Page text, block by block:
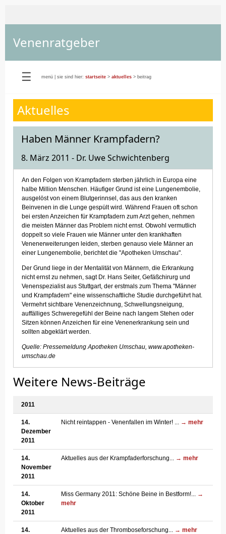
Venenratgeber
☰ menü sie sind hier: startseite > aktuelles > beitrag
Aktuelles
Haben Männer Krampfadern?
8. März 2011 - Dr. Uwe Schwichtenberg
An den Folgen von Krampfadern sterben jährlich in Europa eine
halbe Million Menschen. Häufiger Grund ist eine Lungenembolie,
ausgelöst von einem Blutgerinnsel, das aus den kranken
Beinvenen in die Lunge gespült wird. Während Frauen oft schon
bei ersten Anzeichen für Krampfadern zum Arzt gehen, nehmen
die meisten Männer das Problem nicht ernst. Obwohl vermutlich
doppelt so viele Frauen wie Männer unter den krankhaften
Venenerweiterungen leiden, sterben genauso viele Männer an
einer Lungenembolie, berichtet die "Apotheken Umschau".
Der Grund liege in der Mentalität von Männern, die Erkrankung
nicht ernst zu nehmen, sagt Dr. Hans Seiter, Gefäßchirurg und
Venenspezialist aus Stuttgart, der erstmals zum Thema "Männer
und Krampfadern" eine wissenschaftliche Studie durchgeführt hat.
Vermehrt sichtbare Venenzeichnung, Schwellungsneigung,
auffälliges Schweregefühl der Beine nach langem Stehen oder
Sitzen können Anzeichen für eine Venenerkrankung sein und
sollten abgeklärt werden.
Quelle: Pressemeldung Apotheken Umschau, www.apotheken-
umschau.de
Weitere News-Beiträge
2011
14.
Dezember
2011
Nicht reintappen - Venenfallen im Winter! ... → mehr
14.
November
2011
Aktuelles aus der Krampfaderforschung... → mehr
14.
Oktober
2011
Miss Germany 2011: Schöne Beine in Bestform!...
→
mehr
14.
Aktuelles aus der Thromboseforschung... → mehr